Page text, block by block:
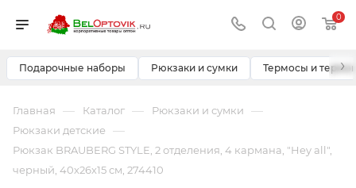
0
Подарочные наборы Рюкзаки и сумки Термосы и ›
Главная — Каталог — Рюкзаки и сумки —
Рюкзаки детские —
Рюкзак BRAUBERG STYLE, 2 отделения, 4 кармана, "Hey all",
черный, 40х26х15 см, 274410